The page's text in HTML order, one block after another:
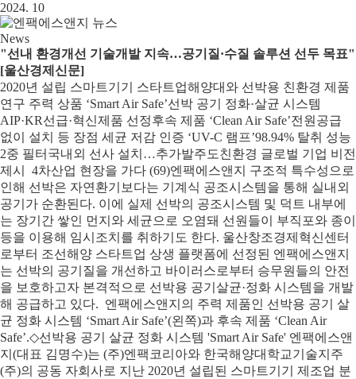
2024. 10
News
"선내 환경개선 기술개발 지속…공기질·수질 솔루션 선두 목표"
[울산경제신문]
2020년 설립 스마트기기 스타트업해양대와 선박용 친환경 제품
연구 주력 상품 ‘Smart Air Safe’선박 공기 정화·살균 시스템
AIP·KR선급·혁신제품 선정후속 제품 ‘Clean Air Safe’전원공급
없이 설치 등 장점 세균 저감 인증 ‘UV-C 램프’98.94% 탈취 성능
2중 필터국내외 선사 설치…추가발주도친환경 글로벌 기업 비전
제시 4차산업 현장을 가다 (69)엔팩에스앤지 구조적 특수성으로
인해 선박은 자연환기보다는 기계식 공조시스템을 통해 실내외
공기가 순환된다. 이에 실제 선박의 공조시스템 및 덕트 내부에
는 장기간 쌓인 먼지와 세균으로 오염돼 선원들이 부직포와 종이
등을 이용해 임시조치를 취하기도 한다. 울산창조경제혁신센터
로부터 조선해양 스타트업 상생 플랫폼에 선정된 엔팩에스앤지
는 선박의 공기질을 개선하고 바이러스로부터 승무원들의 안전
을 보호하고자 본격적으로 선박용 공기살균·정화 시스템을 개발
해 공급하고 있다. ​엔팩에스앤지의 주력 제품인 선박용 공기 살
균 정화 시스템 ‘Smart Air Safe’(왼쪽)과 후속 제품 ‘Clean Air
Safe’.◇선박용 공기 살균 정화 시스템 'Smart Air Safe' 엔팩에스앤
지(대표 김명수)는 (주)엔팩코리아와 한국해양대학교기술지주
(주)의 공동 자회사로 지난 2020년 설립된 스마트기기 제조업 분